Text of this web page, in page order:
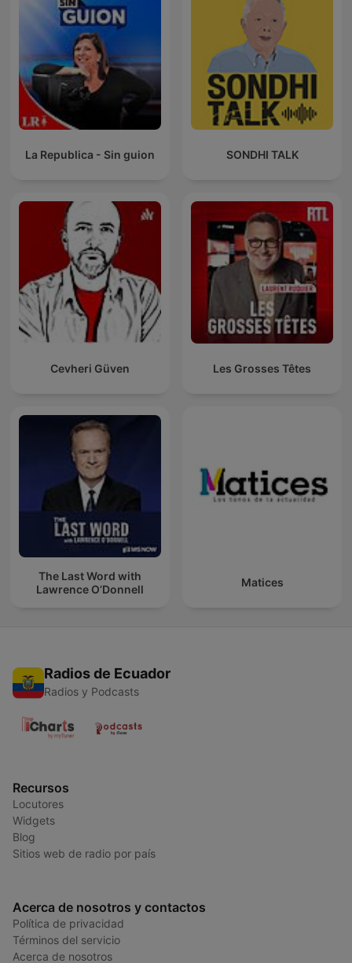
La Republica - Sin guion SONDHI TALK
Cevheri Güven Les Grosses Têtes
The Last Word with
Lawrence O’Donnell
Matices
Radios de Ecuador
Radios y Podcasts
Recursos
Locutores
Widgets
Blog
Sitios web de radio por país
Acerca de nosotros y contactos
Política de privacidad
Términos del servicio
Acerca de nosotros